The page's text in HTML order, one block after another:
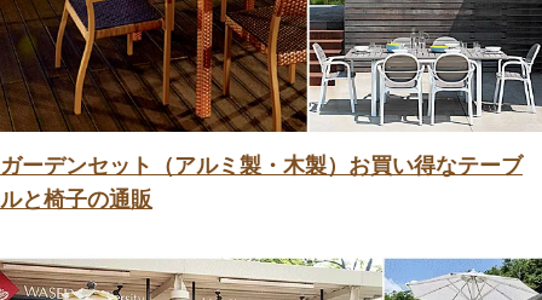
ガーデンセット（アルミ製・木製）お買い得なテーブ
ルと椅子の通販